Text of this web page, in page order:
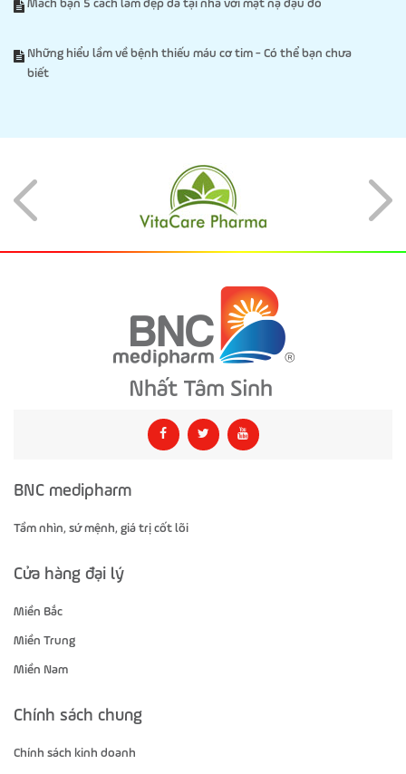
Mách bạn 5 cách làm đẹp da tại nhà với mặt nạ đậu đỏ
Những hiểu lầm về bệnh thiếu máu cơ tim - Có thể bạn chưa
biết
BNC medipharm
Tầm nhìn, sứ mệnh, giá trị cốt lõi
Cửa hàng đại lý
Miền Bắc
Miền Trung
Miền Nam
Chính sách chung
Chính sách kinh doanh